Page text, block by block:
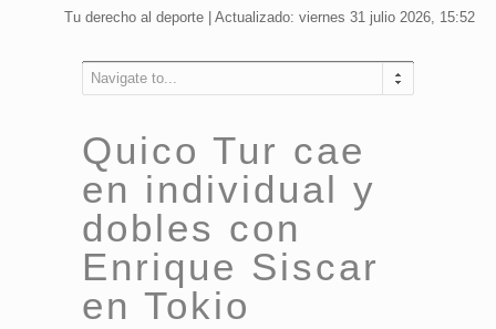
Tu derecho al deporte | Actualizado: viernes 31 julio 2026, 15:52
Navigate to...
Quico Tur cae
en individual y
dobles con
Enrique Siscar
en Tokio